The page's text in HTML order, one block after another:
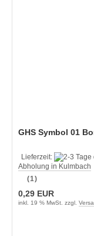
GHS Symbol 01
Lieferzeit:
Abholung in Kulmbach
(1)
0,29 EUR
inkl. 19 % MwSt. zzgl.